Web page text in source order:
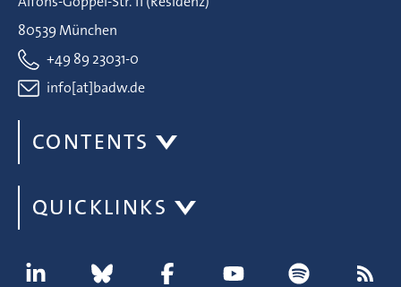
80539 München
+49 89 23031-0
info[at]badw.de
CONTENTS
QUICKLINKS